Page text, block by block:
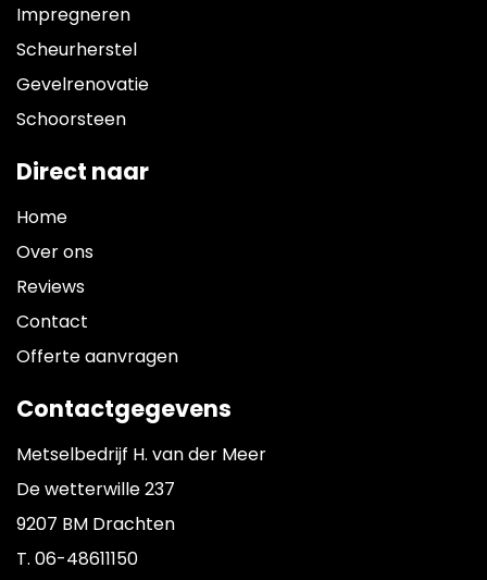
Impregneren
Scheurherstel
Gevelrenovatie
Schoorsteen
Direct naar
Home
Over ons
Reviews
Contact
Offerte aanvragen
Contactgegevens
Metselbedrijf H. van der Meer
De wetterwille 237
9207 BM Drachten
T. 06-48611150